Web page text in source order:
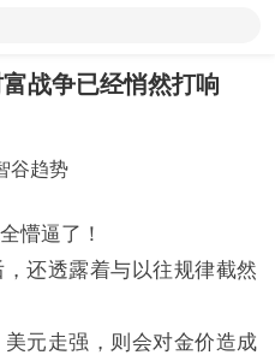
战争已经悄然打响
谷趋势
懵逼了！
还透露着与以往规律截然
元走强，则会对金价造成